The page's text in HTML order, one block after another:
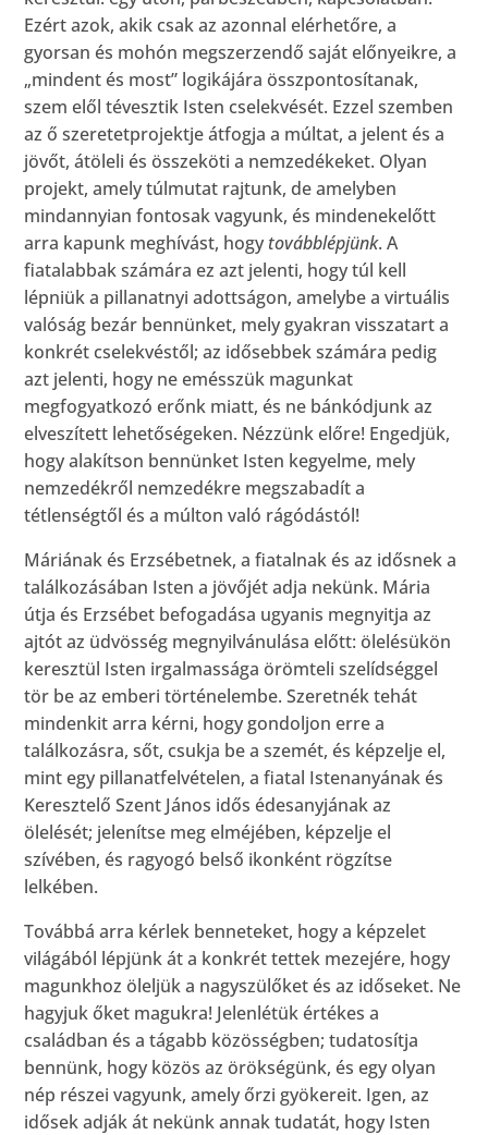
Ezért azok, akik csak az azonnal elérhetőre, a
gyorsan és mohón megszerzendő saját előnyeikre, a
„mindent és most” logikájára összpontosítanak,
szem elől tévesztik Isten cselekvését. Ezzel szemben
az ő szeretetprojektje átfogja a múltat, a jelent és a
jövőt, átöleli és összeköti a nemzedékeket. Olyan
projekt, amely túlmutat rajtunk, de amelyben
mindannyian fontosak vagyunk, és mindenekelőtt
arra kapunk meghívást, hogy továbblépjünk. A
fiatalabbak számára ez azt jelenti, hogy túl kell
lépniük a pillanatnyi adottságon, amelybe a virtuális
valóság bezár bennünket, mely gyakran visszatart a
konkrét cselekvéstől; az idősebbek számára pedig
azt jelenti, hogy ne emésszük magunkat
megfogyatkozó erőnk miatt, és ne bánkódjunk az
elveszített lehetőségeken. Nézzünk előre! Engedjük,
hogy alakítson bennünket Isten kegyelme, mely
nemzedékről nemzedékre megszabadít a
tétlenségtől és a múlton való rágódástól!
Máriának és Erzsébetnek, a fiatalnak és az idősnek a
találkozásában Isten a jövőjét adja nekünk. Mária
útja és Erzsébet befogadása ugyanis megnyitja az
ajtót az üdvösség megnyilvánulása előtt: ölelésükön
keresztül Isten irgalmassága örömteli szelídséggel
tör be az emberi történelembe. Szeretnék tehát
mindenkit arra kérni, hogy gondoljon erre a
találkozásra, sőt, csukja be a szemét, és képzelje el,
mint egy pillanatfelvételen, a fiatal Istenanyának és
Keresztelő Szent János idős édesanyjának az
ölelését; jelenítse meg elméjében, képzelje el
szívében, és ragyogó belső ikonként rögzítse
lelkében.
Továbbá arra kérlek benneteket, hogy a képzelet
világából lépjünk át a konkrét tettek mezejére, hogy
magunkhoz öleljük a nagyszülőket és az időseket. Ne
hagyjuk őket magukra! Jelenlétük értékes a
családban és a tágabb közösségben; tudatosítja
bennünk, hogy közös az örökségünk, és egy olyan
nép részei vagyunk, amely őrzi gyökereit. Igen, az
idősek adják át nekünk annak tudatát, hogy Isten